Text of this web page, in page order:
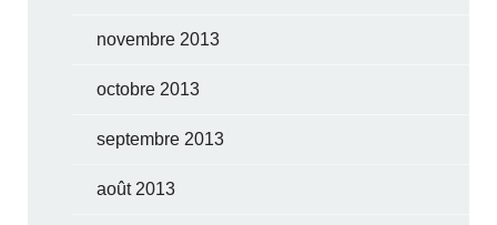
novembre 2013
octobre 2013
septembre 2013
août 2013